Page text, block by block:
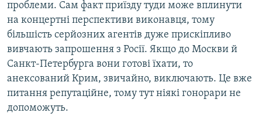
проблеми. Сам факт приїзду туди може вплинути
на концертні перспективи виконавця, тому
більшість серйозних агентів дуже прискіпливо
вивчають запрошення з Росії. Якщо до Москви й
Санкт-Петербурга вони готові їхати, то
анексований Крим, звичайно, виключають. Це вже
питання репутаційне, тому тут ніякі гонорари не
допоможуть.